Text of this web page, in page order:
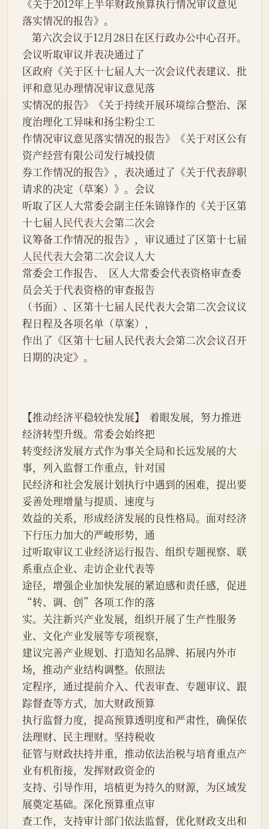
《关于2012年上半年财政预算执行情况审议意见
落实情况的报告》。
会议听取审议并表决通过了
区政府《关于区十七届人大一次会议代表建议、批
评和意见办理情况审议意见落
实情况的报告》《关于持续开展环境综合整治、深
度治理化工异味和扬尘粉尘工
作情况审议意见落实情况的报告》《关于对区公有
资产经营有限公司发行城投债
券工作情况的报告》，表决通过了《关于代表辞职
请求的决定（草案）》。会议
听取了区人大常委会副主任朱锦锋作的《关于区第
十七届人民代表大会第二次会
议筹备工作情况的报告》，审议通过了区第十七届
人民代表大会第二次会议人大
常委会工作报告、  区人大常委会代表资格审查委
员会关于代表资格的审查报告
（书面）、区第十七届人民代表大会第二次会议议
程日程及各项名单（草案），
作出了《区第十七届人民代表大会第二次会议召开
日期的决定》。
【推动经济平稳较快发展】  着眼发展，努力推进
经济转型升级。常委会始终把
转变经济发展方式作为事关全局和长远发展的大
事，列入监督工作重点，针对国
民经济和社会发展计划执行中遇到的困难，提出要
妥善处理增量与提质、速度与
效益的关系，形成经济发展的良性格局。面对经济
下行压力加大的严峻形势，通
过听取审议工业经济运行报告、组织专题视察、联
系重点企业、走访企业代表等
途径，增强企业加快发展的紧迫感和责任感，促进
“转、调、创”各项工作的落
实。关注新兴产业发展，组织开展了生产性服务
业、文化产业发展等专项视察，
建议完善产业规划、打造知名品牌、拓展内外市
场，推动产业结构调整。依照法
定程序，通过提前介入、代表审查、专题审议、跟
踪督查等方式，加大财政预算
执行监督力度，提高预算透明度和严肃性，确保依
法理财、民主理财。坚持税收
征管与财政扶持并重，推动依法治税与培育重点产
业有机衔接，发挥财政资金的
支持、引导作用，培植更为持久的财源，为区域发
展奠定基础。深化预算重点审
查工作，支持审计部门依法监督，优化财政支出和